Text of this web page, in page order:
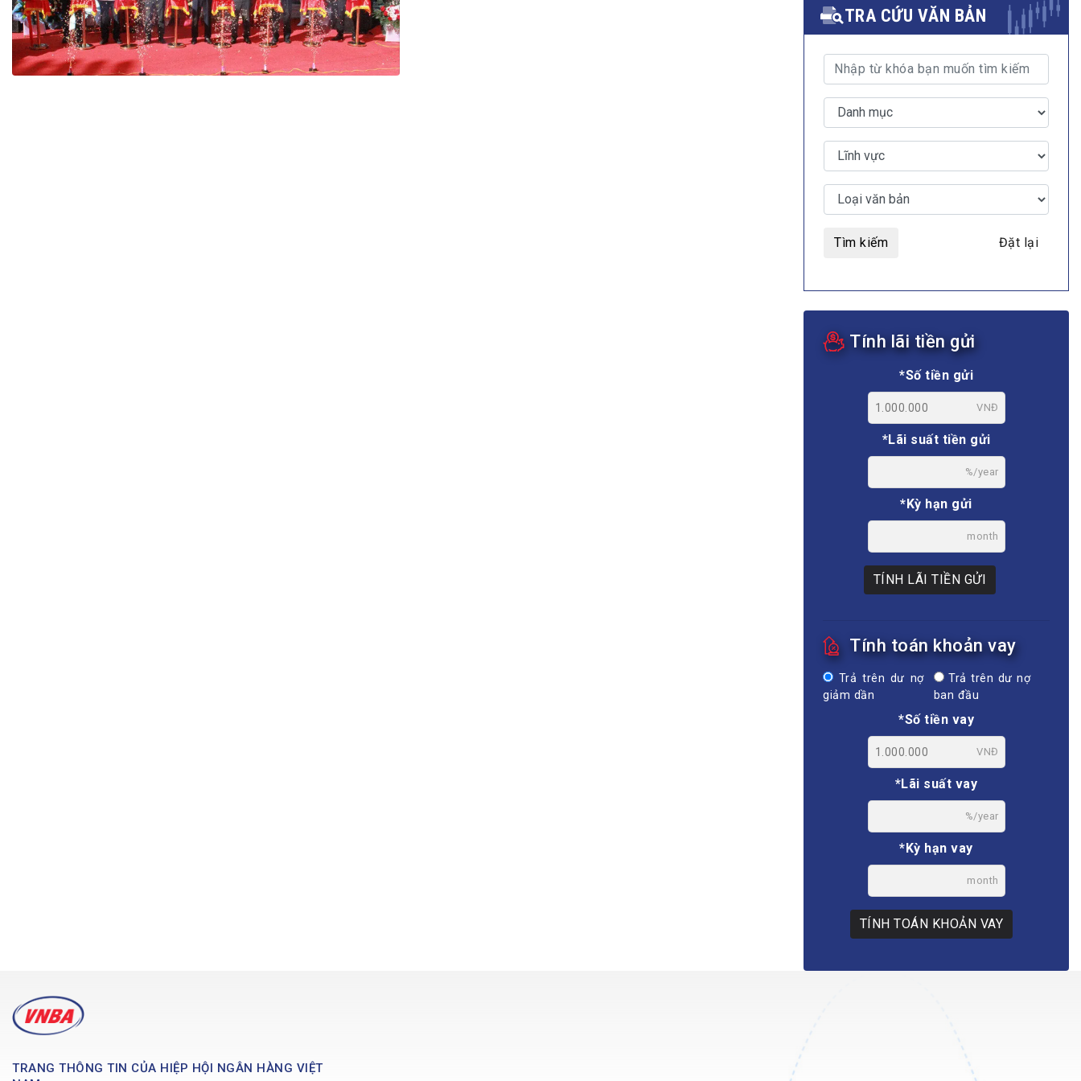
Bộ Chuẩn mực Đạo đức nghề nghiệp
Đối tác
Đấu giá tài sản
Thanh toán –Thẻ
Nhà quản trị
MULTIMEDIA
Video
E-magazines
TRA CỨU VĂN BẢN
Tìm kiếm Đặt lại
Tính lãi tiền gửi
*Số tiền gửi
VNĐ
*Lãi suất tiền gửi
%/year
*Kỳ hạn gửi
month
TÍNH LÃI TIỀN GỬI
Tính toán khoản vay
Trả trên dư nợ
giảm dần
Trả trên dư nợ
ban đầu
*Số tiền vay
VNĐ
*Lãi suất vay
%/year
*Kỳ hạn vay
month
TÍNH TOÁN KHOẢN VAY
TRANG THÔNG TIN CỦA HIỆP HỘI NGÂN HÀNG VIỆT